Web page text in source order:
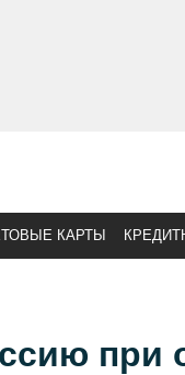
КАРТЫ
при